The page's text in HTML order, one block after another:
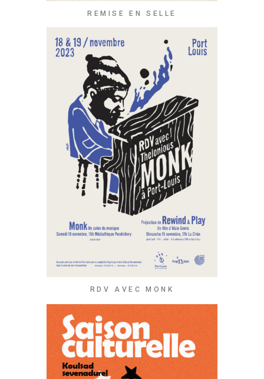
REMISE EN SELLE
RDV AVEC MONK